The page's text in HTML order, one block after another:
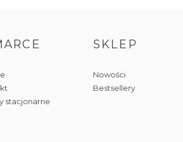
stacjonarne
SKLEP
Nowości
Bestsellery